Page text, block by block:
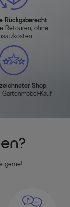
Rückgaberecht
Retouren, ohne
Shop
Gartenmöbel-Kauf
gerne!